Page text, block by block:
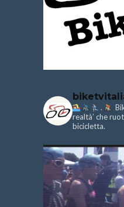
.
realtà’ che
bicicletta.